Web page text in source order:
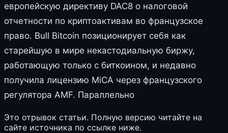
европейскую директиву DAC8 о налоговой
отчетности по криптоактивам во французское
право. Bull Bitcoin позиционирует себя как
старейшую в мире некастодиальную биржу,
работающую только с биткоином, и недавно
получила лицензию MiCA через французского
регулятора AMF. Параллельно
Это отрывок статьи. Полную версию читайте на
сайте источника по ссылке ниже.